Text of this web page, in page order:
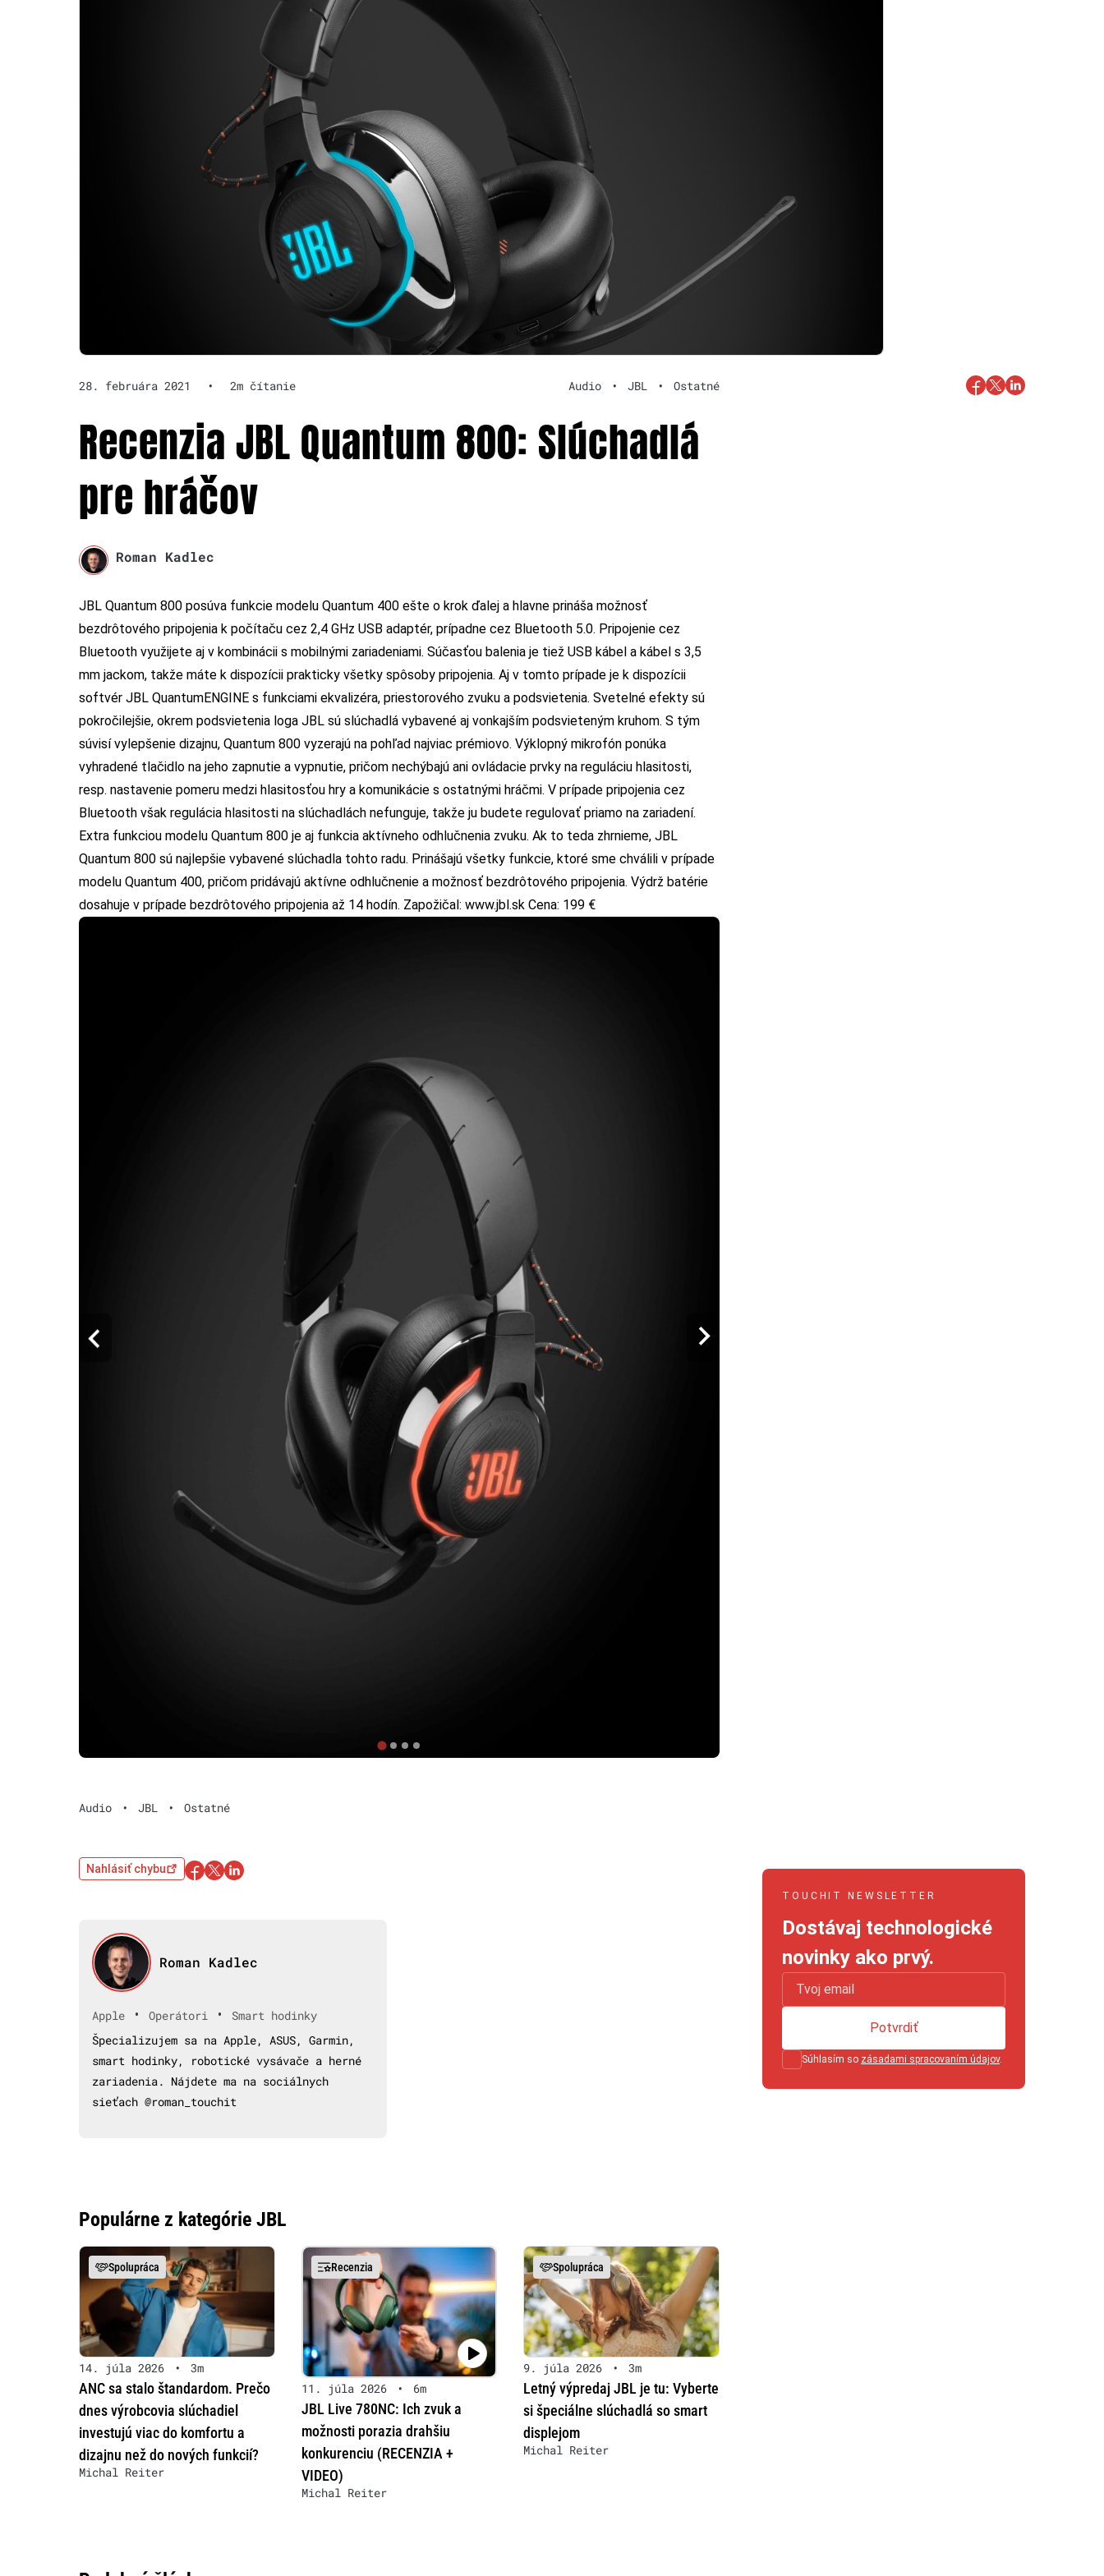
28. februára 2021 • 2m čítanie Audio • JBL • Ostatné
Recenzia JBL Quantum 800: Slúchadlá
pre hráčov
Roman Kadlec
JBL Quantum 800 posúva funkcie modelu Quantum 400 ešte o krok ďalej a hlavne prináša možnosť
bezdrôtového pripojenia k počítaču cez 2,4 GHz USB adaptér, prípadne cez Bluetooth 5.0. Pripojenie cez
Bluetooth využijete aj v kombinácii s mobilnými zariadeniami. Súčasťou balenia je tiež USB kábel a kábel s 3,5
mm jackom, takže máte k dispozícii prakticky všetky spôsoby pripojenia. Aj v tomto prípade je k dispozícii
softvér JBL QuantumENGINE s funkciami ekvalizéra, priestorového zvuku a podsvietenia. Svetelné efekty sú
pokročilejšie, okrem podsvietenia loga JBL sú slúchadlá vybavené aj vonkajším podsvieteným kruhom. S tým
súvisí vylepšenie dizajnu, Quantum 800 vyzerajú na pohľad najviac prémiovo. Výklopný mikrofón ponúka
vyhradené tlačidlo na jeho zapnutie a vypnutie, pričom nechýbajú ani ovládacie prvky na reguláciu hlasitosti,
resp. nastavenie pomeru medzi hlasitosťou hry a komunikácie s ostatnými hráčmi. V prípade pripojenia cez
Bluetooth však regulácia hlasitosti na slúchadlách nefunguje, takže ju budete regulovať priamo na zariadení.
Extra funkciou modelu Quantum 800 je aj funkcia aktívneho odhlučnenia zvuku. Ak to teda zhrnieme, JBL
Quantum 800 sú najlepšie vybavené slúchadla tohto radu. Prinášajú všetky funkcie, ktoré sme chválili v prípade
modelu Quantum 400, pričom pridávajú aktívne odhlučnenie a možnosť bezdrôtového pripojenia. Výdrž batérie
dosahuje v prípade bezdrôtového pripojenia až 14 hodín. Zapožičal: www.jbl.sk Cena: 199 €
Audio • JBL • Ostatné
Nahlásiť chybu
Roman Kadlec
Apple • Operátori •
Smart hodinky
Špecializujem sa na Apple, ASUS, Garmin,
smart hodinky, robotické vysávače a herné
zariadenia. Nájdete ma na sociálnych
sieťach @roman_touchit
Populárne z kategórie JBL
Spolupráca
14. júla 2026 • 3m
ANC sa stalo štandardom. Prečo
dnes výrobcovia slúchadiel
investujú viac do komfortu a
dizajnu než do nových funkcií?
Michal Reiter
Recenzia
11. júla 2026 • 6m
JBL Live 780NC: Ich zvuk a
možnosti porazia drahšiu
konkurenciu (RECENZIA +
VIDEO)
Michal Reiter
Spolupráca
9. júla 2026 • 3m
Letný výpredaj JBL je tu: Vyberte
si špeciálne slúchadlá so smart
displejom
Michal Reiter
TOUCHIT NEWSLETTER
Dostávaj technologické
novinky ako prvý.
Súhlasím so zásadami spracovaním údajov.
Potvrdiť